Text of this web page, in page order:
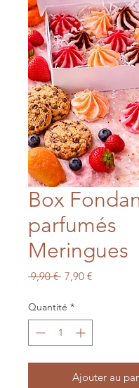
Box
parfumés
Meringues
9,90 € Prix
7,90 €Prix
Quantité *
Ajouter au